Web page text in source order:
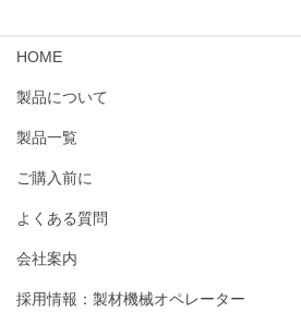
HOME
製品について
製品一覧
ご購入前に
よくある質問
会社案内
採用情報：製材機械オペレーター